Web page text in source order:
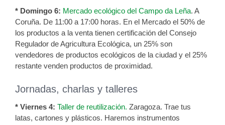
* Domingo 6: Mercado ecológico del Campo da Leña. A
Coruña. De 11:00 a 17:00 horas. En el Mercado el 50% de
los productos a la venta tienen certificación del Consejo
Regulador de Agricultura Ecológica, un 25% son
vendedores de productos ecológicos de la ciudad y el 25%
restante venden productos de proximidad.
Jornadas, charlas y talleres
* Viernes 4: Taller de reutilización. Zaragoza. Trae tus
latas, cartones y plásticos. Haremos instrumentos